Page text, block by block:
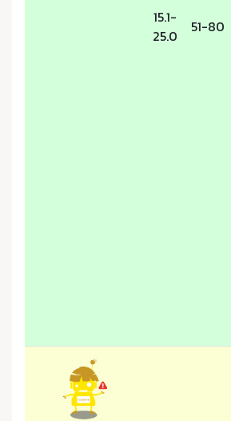
15.1-
25.0
51-80